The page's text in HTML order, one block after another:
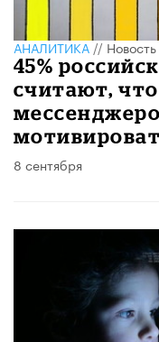
АНАЛИТИКА//Новость
45%
считают,
8 сентября